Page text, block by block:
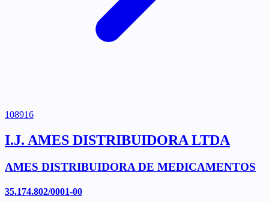
108916
I.J. AMES DISTRIBUIDORA LTDA
AMES DISTRIBUIDORA DE MEDICAMENTOS
35.174.802/0001-00